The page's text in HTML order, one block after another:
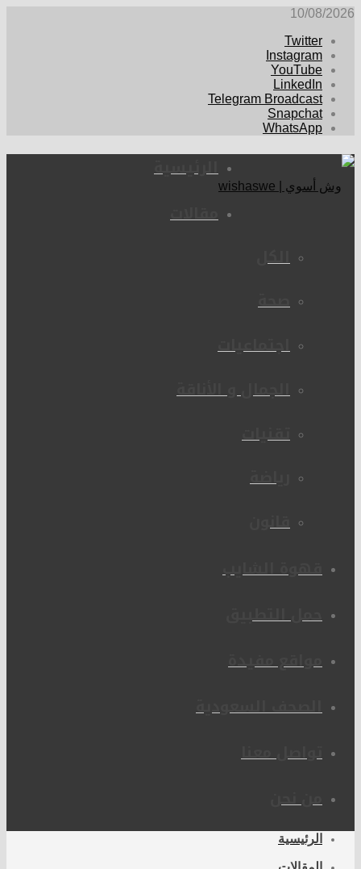
10/08/2026
Twitter
Instagram
YouTube
LinkedIn
Telegram Broadcast
Snapchat
WhatsApp
الرئيسية
مقالات
الكل
صحة
اجتماعيات
الجمال و الأناقة
تقنيات
رياضة
قانون
قهوة الشايب
حمل التطبيق
مواقع مفيدة
الصحف السعودية
تواصل معنا
من نحن
الرئيسية